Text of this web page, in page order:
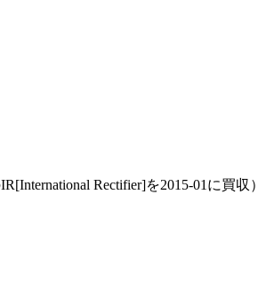
Rectifier]を2015-01に買収）